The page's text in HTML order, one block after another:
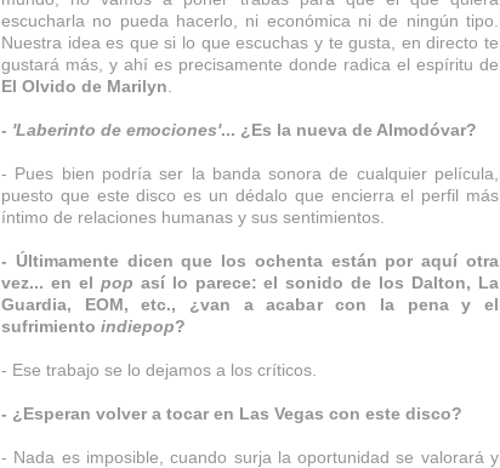
escucharla no pueda hacerlo, ni económica ni de ningún tipo.
Nuestra idea es que si lo que escuchas y te gusta, en directo te
gustará más, y ahí es precisamente donde radica el espíritu de
El Olvido de Marilyn
- 'Laberinto de emociones'... ¿Es la nueva de Almodóvar?
- Pues bien podría ser la banda sonora de cualquier película,
puesto que este disco es un dédalo que encierra el perfil más
íntimo de relaciones humanas y sus sentimientos.
- Últimamente dicen que los ochenta están por aquí otra
vez... en el pop así lo parece: el sonido de los Dalton, La
Guardia, EOM, etc., ¿van a acabar con la pena y el
sufrimiento indiepop?
- Ese trabajo se lo dejamos a los críticos.
- ¿Esperan volver a tocar en Las Vegas con este disco?
- Nada es imposible, cuando surja la oportunidad se valorará y